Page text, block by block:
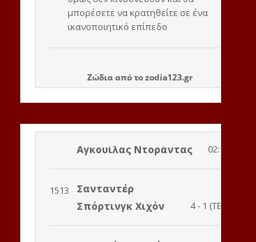
Ζώδιααπό τοzodia123.gr